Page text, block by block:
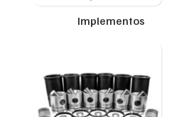
Implementos